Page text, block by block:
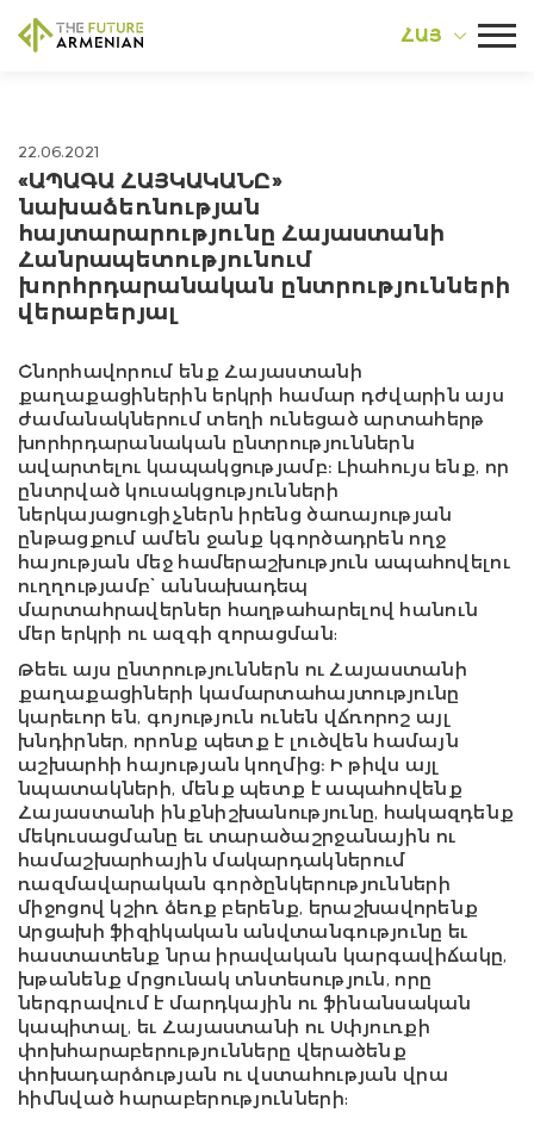
ՀԱՅ
22.06.2021
«ԱՊԱԳԱ ՀԱՅԿԱԿԱՆԸ»
նախաձեռնության
հայտարարությունը Հայաստանի
Հանրապետությունում
խորհրդարանական ընտրությունների
վերաբերյալ
Շնորհավորում ենք Հայաստանի
քաղաքացիներին երկրի համար դժվարին այս
ժամանակներում տեղի ունեցած արտահերթ
խորհրդարանական ընտրություններն
ավարտելու կապակցությամբ։ Լիահույս ենք, որ
ընտրված կուսակցությունների
ներկայացուցիչներն իրենց ծառայության
ընթացքում ամեն ջանք կգործադրեն ողջ
հայության մեջ համերաշխություն ապահովելու
ուղղությամբ՝ աննախադեպ
մարտահրավերներ հաղթահարելով հանուն
մեր երկրի ու ազգի զորացման:
Թեեւ այս ընտրություններն ու Հայաստանի
քաղաքացիների կամարտահայտությունը
կարեւոր են, գոյություն ունեն վճռորոշ այլ
խնդիրներ, որոնք պետք է լուծվեն համայն
աշխարհի հայության կողմից։ Ի թիվս այլ
նպատակների, մենք պետք է ապահովենք
Հայաստանի ինքնիշխանությունը, հակազդենք
մեկուսացմանը եւ տարածաշրջանային ու
համաշխարհային մակարդակներում
ռազմավարական գործընկերությունների
միջոցով կշիռ ձեռք բերենք, երաշխավորենք
Արցախի ֆիզիկական անվտանգությունը եւ
հաստատենք նրա իրավական կարգավիճակը,
խթանենք մրցունակ տնտեսություն, որը
ներգրավում է մարդկային ու ֆինանսական
կապիտալ, եւ Հայաստանի ու Սփյուռքի
փոխհարաբերությունները վերածենք
փոխադարձության ու վստահության վրա
հիմնված հարաբերությունների: